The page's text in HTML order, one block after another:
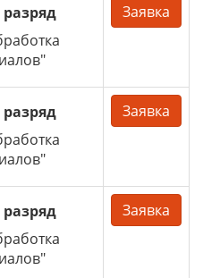
Заявка
Заявка
Заявка